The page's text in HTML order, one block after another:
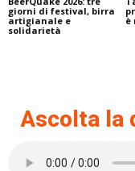
giorni di festival, birra
artigianale e
solidarietà
è
Ascolta la